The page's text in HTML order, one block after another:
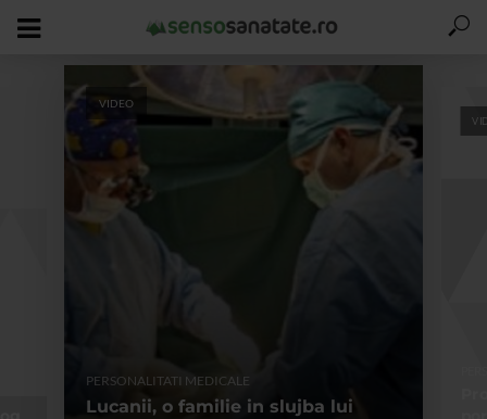
VIDEO
PERSONALITATI MEDICALE
Lucanii, o familie in slujba lui